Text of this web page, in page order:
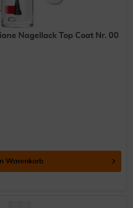
Nagellack Top Coat Nr. 00
Warenkorb